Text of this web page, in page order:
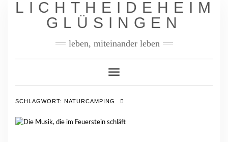
LICHTHEIDEHEIM
GLÜSINGEN
leben, miteinander leben
Toggle
SCHLAGWORT: NATURCAMPING